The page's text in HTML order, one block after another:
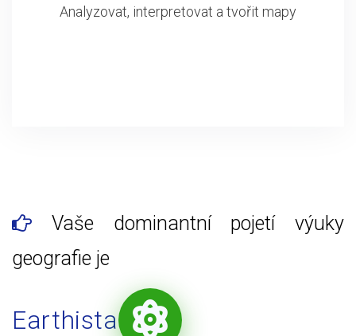
Analyzovat, interpretovat a tvořit mapy
Vaše dominantní pojetí výuky
geografie je
Earthista